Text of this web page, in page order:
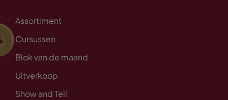
Assortiment
Cursussen
Blok van de maand
Uitverkoop
Show and Tell